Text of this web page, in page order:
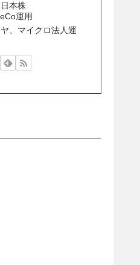
本株
運用
、マイクロ法人運